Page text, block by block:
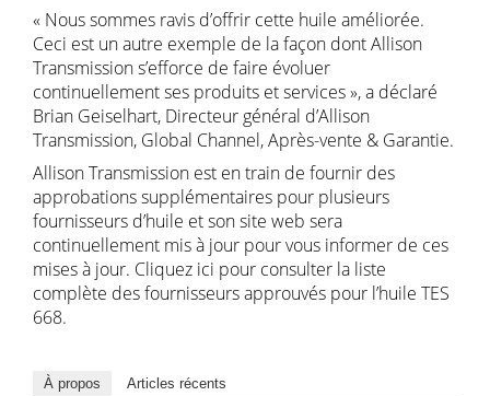
« Nous sommes ravis d’offrir cette huile améliorée.
Ceci est un autre exemple de la façon dont Allison
Transmission s’efforce de faire évoluer
continuellement ses produits et services », a déclaré
Brian Geiselhart, Directeur général d’Allison
Transmission, Global Channel, Après-vente & Garantie.
Allison Transmission est en train de fournir des
approbations supplémentaires pour plusieurs
fournisseurs d’huile et son site web sera
continuellement mis à jour pour vous informer de ces
mises à jour. Cliquez ici pour consulter la liste
complète des fournisseurs approuvés pour l’huile TES
668.
À propos Articles récents